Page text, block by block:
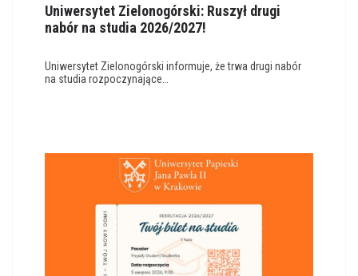
Uniwersytet Zielonogórski: Ruszył drugi
nabór na studia 2026/2027!
Uniwersytet Zielonogórski informuje, że trwa drugi nabór
na studia rozpoczynające…